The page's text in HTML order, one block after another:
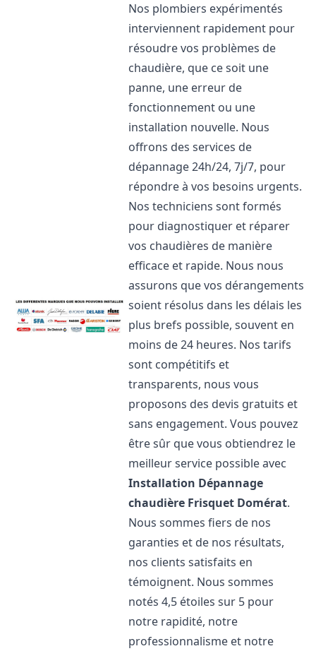
Nos plombiers expérimentés
interviennent rapidement pour
résoudre vos problèmes de
chaudière, que ce soit une
panne, une erreur de
fonctionnement ou une
installation nouvelle. Nous
offrons des services de
dépannage 24h/24, 7j/7, pour
répondre à vos besoins urgents.
Nos techniciens sont formés
pour diagnostiquer et réparer
vos chaudières de manière
efficace et rapide. Nous nous
assurons que vos dérangements
soient résolus dans les délais les
plus brefs possible, souvent en
moins de 24 heures. Nos tarifs
sont compétitifs et
transparents, nous vous
proposons des devis gratuits et
sans engagement. Vous pouvez
être sûr que vous obtiendrez le
meilleur service possible avec
Installation Dépannage
chaudière Frisquet Domérat.
Nous sommes fiers de nos
garanties et de nos résultats,
nos clients satisfaits en
témoignent. Nous sommes
notés 4,5 étoiles sur 5 pour
notre rapidité, notre
professionnalisme et notre